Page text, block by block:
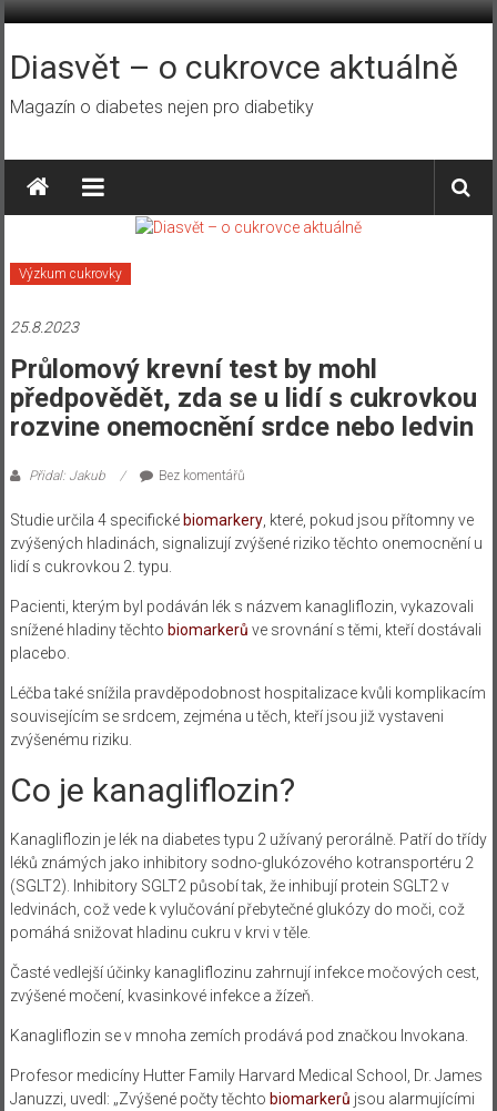
Přeskočit
obsah
Diasvět – o cukrovce aktuálně
Magazín o diabetes nejen pro diabetiky
Výzkum cukrovky
25.8.2023
Průlomový krevní test by mohl
předpovědět, zda se u lidí s cukrovkou
rozvine onemocnění srdce nebo ledvin
Přidal: Jakub Bez komentářů
Studie určila 4 specifické biomarkery, které, pokud jsou přítomny ve
zvýšených hladinách, signalizují zvýšené riziko těchto onemocnění u
lidí s cukrovkou 2. typu.
Pacienti, kterým byl podáván lék s názvem kanagliflozin, vykazovali
snížené hladiny těchto biomarkerů ve srovnání s těmi, kteří dostávali
placebo.
Léčba také snížila pravděpodobnost hospitalizace kvůli komplikacím
souvisejícím se srdcem, zejména u těch, kteří jsou již vystaveni
zvýšenému riziku.
Co je kanagliflozin?
Kanagliflozin je lék na diabetes typu 2 užívaný perorálně. Patří do třídy
léků známých jako inhibitory sodno-glukózového kotransportéru 2
(SGLT2). Inhibitory SGLT2 působí tak, že inhibují protein SGLT2 v
ledvinách, což vede k vylučování přebytečné glukózy do moči, což
pomáhá snižovat hladinu cukru v krvi v těle.
Časté vedlejší účinky kanagliflozinu zahrnují infekce močových cest,
zvýšené močení, kvasinkové infekce a žízeň.
Kanagliflozin se v mnoha zemích prodává pod značkou Invokana.
Profesor medicíny Hutter Family Harvard Medical School, Dr. James
Januzzi, uvedl: „Zvýšené počty těchto biomarkerů jsou alarmujícími